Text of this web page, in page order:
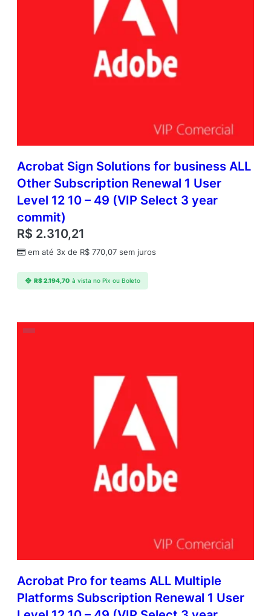
Acrobat Sign Solutions for business ALL
Other Subscription Renewal 1 User
Level 12 10 – 49 (VIP Select 3 year
commit)
R$ 2.310,21
em até 3x de R$ 770,07 sem juros
R$2.194,70 à vista no Pix ou Boleto
Acrobat Pro for teams ALL Multiple
Platforms Subscription Renewal 1 User